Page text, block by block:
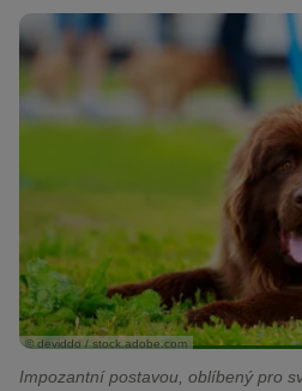
© deviddo / stock.adobe.com
Impozantní postavou, oblíbený pro